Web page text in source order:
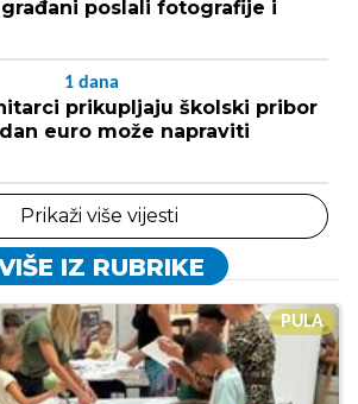
poslali fotografije i
1 dana
prikupljaju školski pribor
euro može napraviti
Prikaži više vijesti
IZ RUBRIKE
PULA